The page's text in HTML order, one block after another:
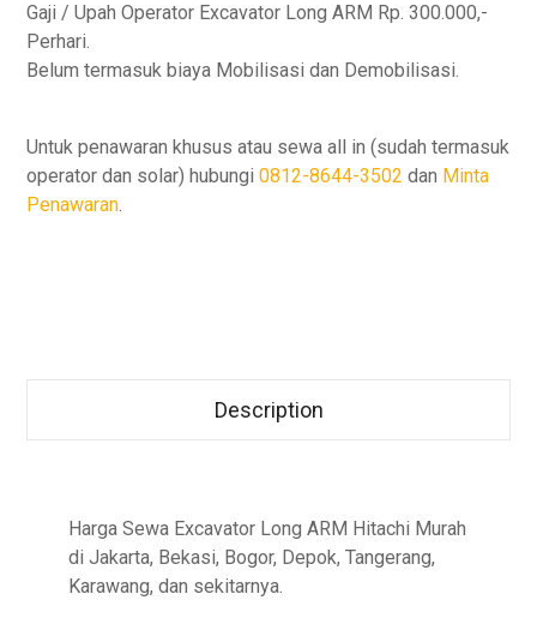
Gaji / Upah Operator Excavator Long ARM Rp. 300.000,-
Perhari.
Belum termasuk biaya Mobilisasi dan Demobilisasi.
Untuk penawaran khusus atau sewa all in (sudah termasuk
operator dan solar) hubungi0812-8644-3502 dan Minta
Penawaran.
Description
Harga Sewa Excavator Long ARM Hitachi Murah
di Jakarta, Bekasi, Bogor, Depok, Tangerang,
Karawang, dan sekitarnya.